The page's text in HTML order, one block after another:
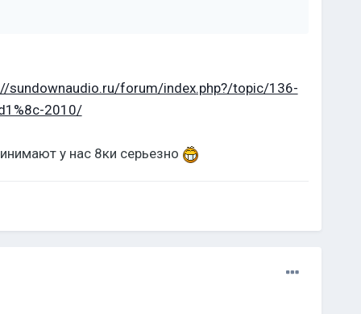
sundownaudio.ru/forum/index.php?/topic/136-
2010/
у нас 8ки серьезно